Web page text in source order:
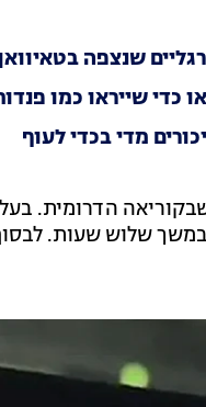
שנצפה
כדי שייראו כמו
מדי בכדי לעוף
איסאן שבקוריאה
שלוש שעות.